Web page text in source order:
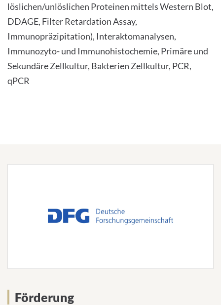
löslichen/unlöslichen Proteinen mittels Western Blot,
DDAGE, Filter Retardation Assay,
Immunopräzipitation), Interaktomanalysen,
Immunozyto- und Immunohistochemie, Primäre und
Sekundäre Zellkultur, Bakterien Zellkultur, PCR,
qPCR
Förderung
Förderung